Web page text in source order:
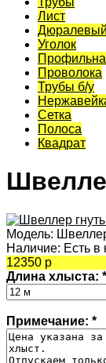
Лист
Дюралевый
Уголок
Проволока
Трубы б/у
Сетка
Полоса
Квадрат
Модель:
Наличие: Есть в
12350 р
Длина хлыста: *
Примечание: *